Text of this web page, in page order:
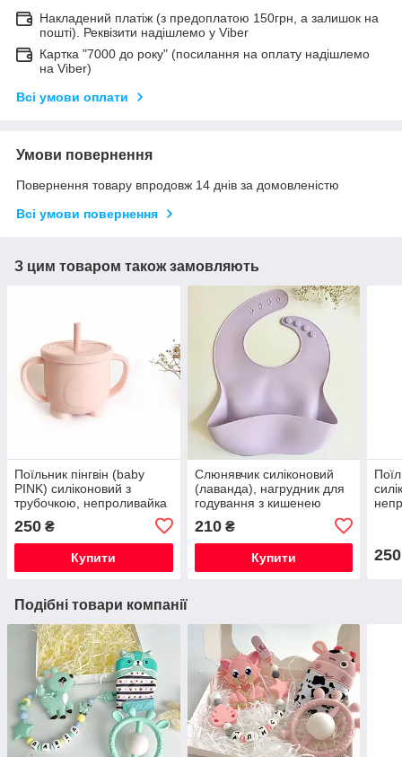
Накладений платіж (з предоплатою 150грн, а залишок на
пошті). Реквізити надішлемо у Viber
Картка "7000 до року" (посилання на оплату надішлемо
на Viber)
Всі умови оплати
Умови повернення
Повернення товару впродовж 14 днів за домовленістю
Всі умови повернення
З цим товаром також замовляють
Поїльник пінгвін (baby
PINK) силіконовий з
трубочкою, непроливайка
250 ₴
Купити
Слюнявчик силіконовий
(лаванда), нагрудник для
годування з кишенею
210₴
Купити 250
Подібні товари компанії